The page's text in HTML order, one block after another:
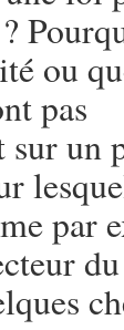
ou
pas
un
par